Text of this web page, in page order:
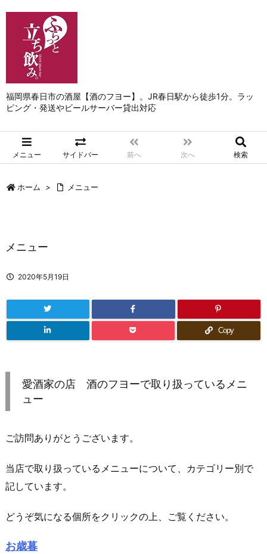
福岡県春日市の酒屋【酒のフヨー】。JR春日駅から徒歩1分。ラッ
ピング・発送やビールサーバー貸出対応
メニュー サイドバー 前へ 次へ 検索
ホーム > メニュー
メニュー
2020年5月19日
Copy
愛酒家の店 酒のフヨーで取り扱っている メニ
ュー
ご訪問ありがとうございます。
当店で取り扱っている メニューについて、カテゴリー別で
記しています。
どうぞ気になる個所をクリックの上、ご覧ください。
お歳暮